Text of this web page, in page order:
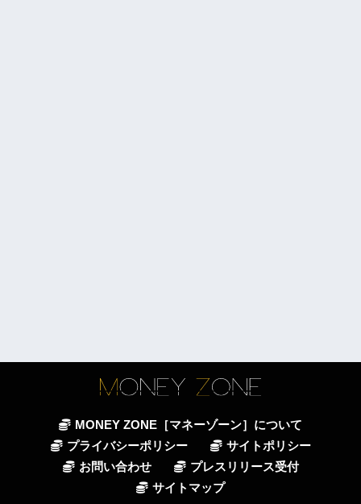
MONEY ZONE［マネーゾーン］について
プライバシーポリシー
サイトポリシー
お問い合わせ
プレスリリース受付
サイトマップ